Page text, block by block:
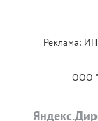
Реклама:
ООО